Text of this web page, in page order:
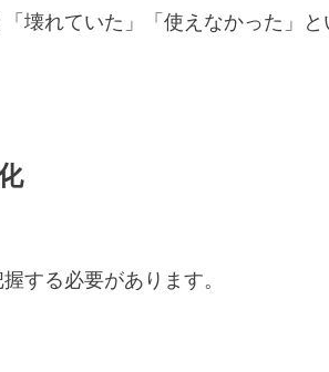
壊れていた」「使えなかった」
する必要があります。